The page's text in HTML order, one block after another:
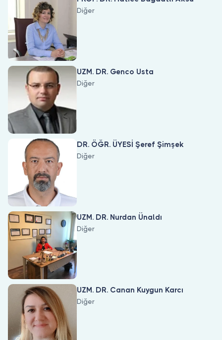
Diğer
UZM. DR. Genco Usta
Diğer
DR. ÖĞR. ÜYESİ Şeref Şimşek
Diğer
UZM. DR. Nurdan Ünaldı
Diğer
UZM. DR. Canan Kuygun Karcı
Diğer